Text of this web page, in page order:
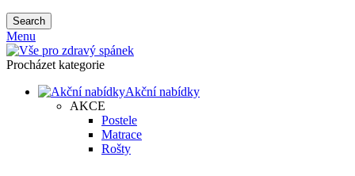
Search
Menu
Procházet kategorie
Akční nabídky
AKCE
Postele
Matrace
Rošty